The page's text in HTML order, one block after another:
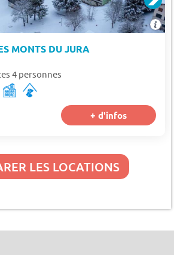
MONTS DU JURA
4 personnes
+ d'infos
LES LOCATIONS